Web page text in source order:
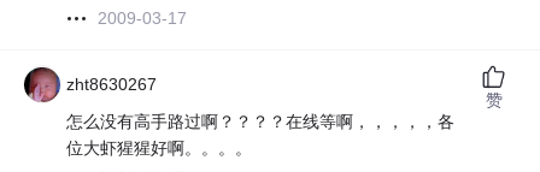
2009-03-17
zht8630267
怎么没有高手路过啊？？？？在线等啊，，，，，各
位大虾猩猩好啊。。。。
赞